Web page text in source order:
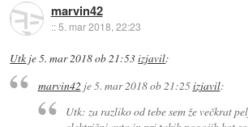
marvin42
::5. mar 2018, 22:23
Utk je5. mar 2018 ob 21:53izjavil:
marvin42je5. mar 2018 ob 21:25izjavil:
Utk: za razliko od tebe sem že večkrat